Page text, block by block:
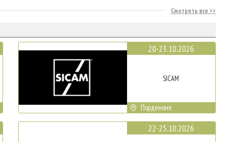
Смотреть все
20-23.10.2026
SICAM
Порденоне
22-25.10.2026